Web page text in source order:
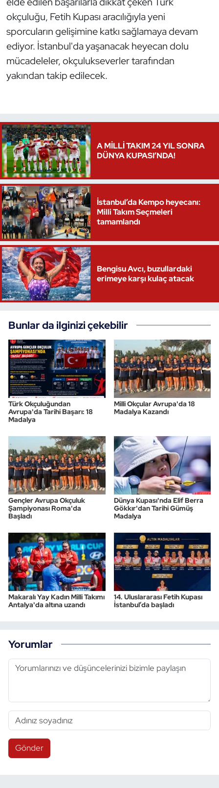
okçuluğu, Fetih Kupası aracılığıyla yeni
sporcuların gelişimine katkı sağlamaya devam
ediyor. İstanbul'da yaşanacak heyecan dolu
mücadeleler, okçulukseverler tarafından
yakından takip edilecek.
A MİLLİ TAKIM 24 YIL SONRA
DÜNYA KUPASI’NDA!
İstanbul’da Kempo heyecanı:
Milli Takım Seçmeleri
tamamlandı
Bengisu Avcı, buzullardaki
erimeye karşı kulaç atacak
Bunlar da ilginizi çekebilir
Türk Okçuluğundan
Avrupa'da Tarihi Başarı: 18
Madalya
Milli Okçular Avrupa'da 18
Madalya Kazandı
Gençler Avrupa Okçuluk
Şampiyonası Roma'da
Başladı
Dünya Kupası'nda Elif Berra
Gökkır'dan Tarihi Gümüş
Madalya
Makaralı Yay Kadın Milli Takımı
Antalya'da altına uzandı
14. Uluslararası Fetih Kupası
İstanbul’da başladı
Yorumlar
Gönder
Triatlon
Voleybol
Vücut Geliştirme Fitness
Yelken
Yüzme